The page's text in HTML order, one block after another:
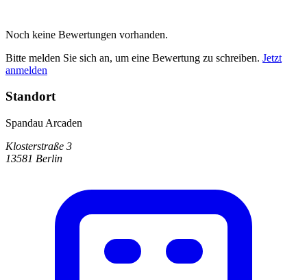
Noch keine Bewertungen vorhanden.
Bitte melden Sie sich an, um eine Bewertung zu schreiben. Jetzt
anmelden
Standort
Spandau Arcaden
Klosterstraße 3
13581 Berlin